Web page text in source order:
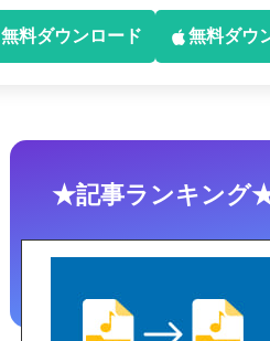
無料ダウンロード 無料ダウ
★記事ランキング